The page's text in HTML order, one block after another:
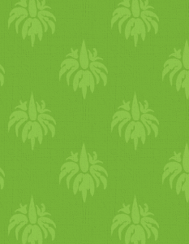
és
t, ízlés
és tegyük
re és jól
egy